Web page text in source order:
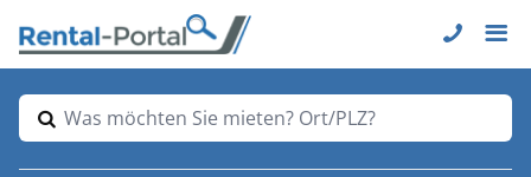
Was möchten Sie mieten? Ort/PLZ?